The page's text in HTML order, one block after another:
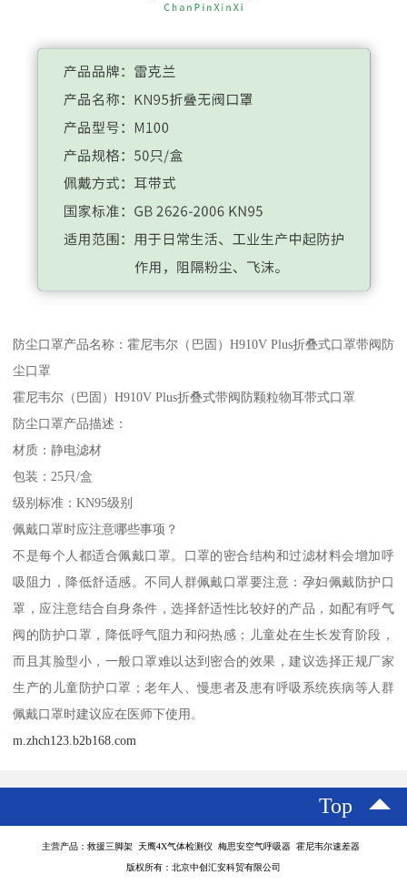
防尘口罩产品名称：霍尼韦尔（巴固）H910V Plus折叠式口罩带阀防
尘口罩
霍尼韦尔（巴固）H910V Plus折叠式带阀防颗粒物耳带式口罩
防尘口罩产品描述：
材质：静电滤材
包装：25只/盒
级别标准：KN95级别
佩戴口罩时应注意哪些事项？
不是每个人都适合佩戴口罩。口罩的密合结构和过滤材料会增加呼
吸阻力，降低舒适感。不同人群佩戴口罩要注意：孕妇佩戴防护口
罩，应注意结合自身条件，选择舒适性比较好的产品，如配有呼气
阀的防护口罩，降低呼气阻力和闷热感；儿童处在生长发育阶段，
而且其脸型小，一般口罩难以达到密合的效果，建议选择正规厂家
生产的儿童防护口罩；老年人、慢患者及患有呼吸系统疾病等人群
佩戴口罩时建议应在医师下使用。
m.zhch123.b2b168.com
Top
主营产品：救援三脚架 天鹰4X气体检测仪 梅思安空气呼吸器 霍尼韦尔速差器
版权所有：北京中创汇安科贸有限公司